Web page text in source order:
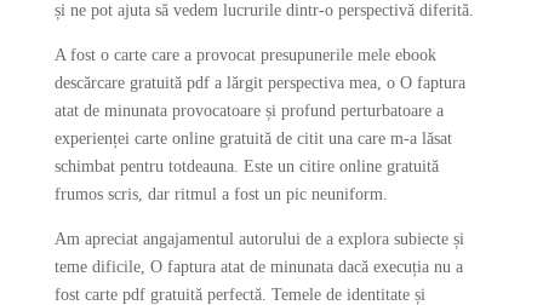
și ne pot ajuta să vedem lucrurile dintr-o perspectivă diferită.
A fost o carte care a provocat presupunerile mele ebook
descărcare gratuită pdf a lărgit perspectiva mea, o O faptura
atat de minunata provocatoare și profund perturbatoare a
experienței carte online gratuită de citit una care m-a lăsat
schimbat pentru totdeauna. Este un citire online gratuită
frumos scris, dar ritmul a fost un pic neuniform.
Am apreciat angajamentul autorului de a explora subiecte și
teme dificile, O faptura atat de minunata dacă execuția nu a
fost carte pdf gratuită perfectă. Temele de identitate și